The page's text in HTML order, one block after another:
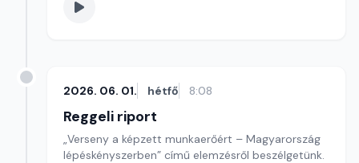
2026. 06. 01. hétfő 8:08
Reggeli riport
„Verseny a képzett munkaerőért – Magyarország
lépéskényszerben” című elemzésről beszélgetünk.